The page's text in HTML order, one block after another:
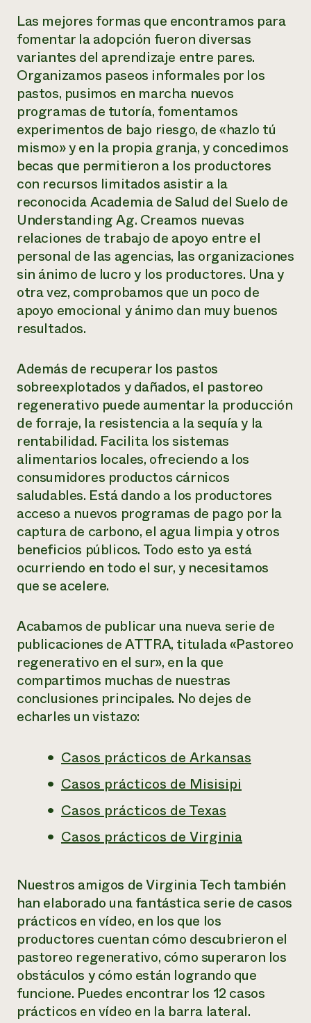
Las mejores formas que encontramos para
fomentar la adopción fueron diversas
variantes del aprendizaje entre pares.
Organizamos paseos informales por los
pastos, pusimos en marcha nuevos
programas de tutoría, fomentamos
experimentos de bajo riesgo, de «hazlo tú
mismo» y en la propia granja, y concedimos
becas que permitieron a los productores
con recursos limitados asistir a la
reconocida Academia de Salud del Suelo de
Understanding Ag. Creamos nuevas
relaciones de trabajo de apoyo entre el
personal de las agencias, las organizaciones
sin ánimo de lucro y los productores. Una y
otra vez, comprobamos que un poco de
apoyo emocional y ánimo dan muy buenos
resultados.
Además de recuperar los pastos
sobreexplotados y dañados, el pastoreo
regenerativo puede aumentar la producción
de forraje, la resistencia a la sequía y la
rentabilidad. Facilita los sistemas
alimentarios locales, ofreciendo a los
consumidores productos cárnicos
saludables. Está dando a los productores
acceso a nuevos programas de pago por la
captura de carbono, el agua limpia y otros
beneficios públicos. Todo esto ya está
ocurriendo en todo el sur, y necesitamos
que se acelere.
Acabamos de publicar una nueva serie de
publicaciones de ATTRA, titulada«Pastoreo
regenerativo en el sur», en la que
compartimos muchas de nuestras
conclusiones principales. No dejes de
echarles un vistazo:
Casos prácticos de Arkansas
Casos prácticos de Misisipi
Casos prácticos de Texas
Casos prácticos de Virginia
Nuestros amigos de Virginia Tech también
han elaborado una fantástica serie de casos
prácticos en vídeo, en los que los
productores cuentan cómo descubrieron el
pastoreo regenerativo, cómo superaron los
obstáculos y cómo están logrando que
funcione. Puedes encontrar los 12 casos
prácticos en vídeo en la barra lateral.